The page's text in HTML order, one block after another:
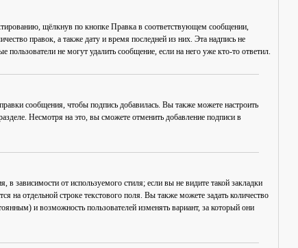
щёлкнув по кнопке Правка в соответствующем сообщении,
правок, а также дату и время последней из них. Эта надпись не
не могут удалить сообщение, если на него уже кто-то ответил.
сообщения, чтобы подпись добавилась. Вы также можете настроить
Несмотря на это, вы сможете отменить добавление подписи в
зависимости от используемого стиля; если вы не видите такой закладки
на отдельной строке текстового поля. Вы также можете задать количество
и возможность пользователей изменять вариант, за который они